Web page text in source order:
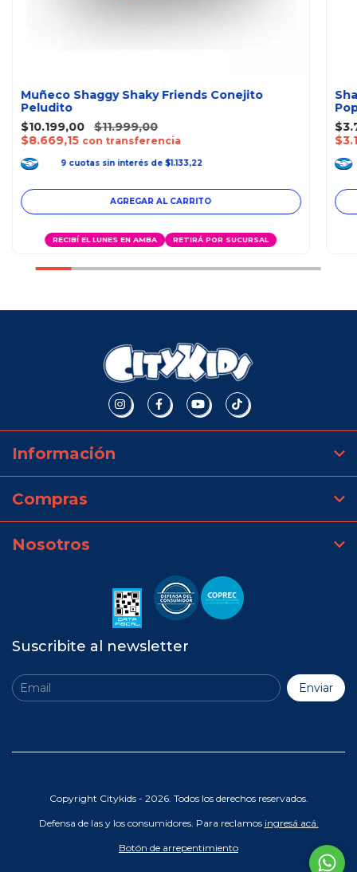
Muñeco Shaggy Shaky Friends Conejito
Peludito
$10.199,00
$11.999,00
$8.669,15 con transferencia
9 cuotas sin interés de $1.133,22
RECIBÍ EL LUNES EN AMBA RETIRÁ POR SUCURSAL
Información
Compras
Nosotros
Suscribite al newsletter
Copyright Citykids - 2026. Todos los derechos reservados.
Defensa de las y los consumidores. Para reclamos ingresá acá.
Botón de arrepentimiento